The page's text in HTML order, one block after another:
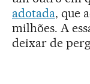
adotada, que
milhões. A
deixar de